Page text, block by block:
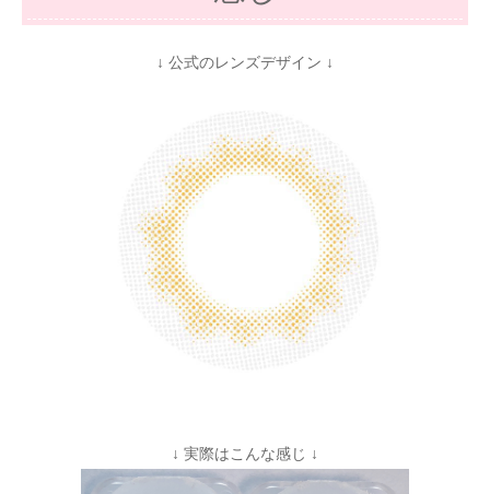
↓ 公式のレンズデザイン ↓
↓ 実際はこんな感じ ↓